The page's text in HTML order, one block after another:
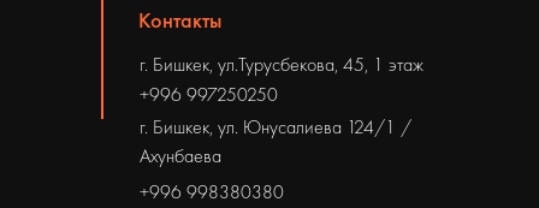
Контакты
г. Бишкек, ул.Турусбекова, 45, 1 этаж
г. Бишкек, ул. Юнусалиева 124/1 /
Ахунбаева
+996 998380380
+996 997250250